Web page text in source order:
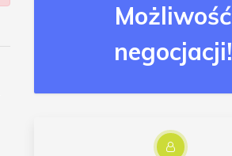
Możliwość
negocjacji!